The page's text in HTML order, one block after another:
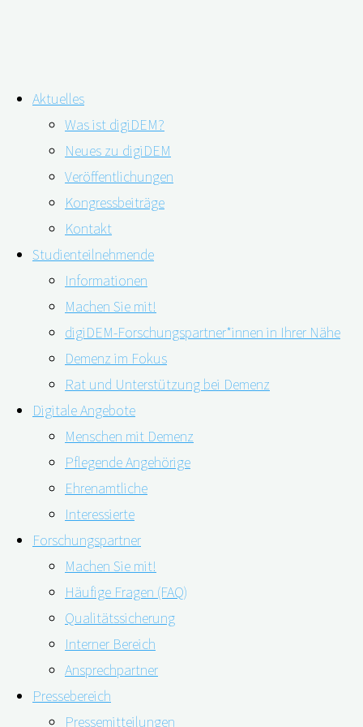
Inhalt
springen
Aktuelles
Was ist digiDEM?
Neues zu digiDEM
Veröffentlichungen
Kongressbeiträge
Kontakt
Studienteilnehmende
Informationen
Machen Sie mit!
digiDEM-Forschungspartner*innen in Ihrer Nähe
Demenz im Fokus
Rat und Unterstützung bei Demenz
Digitale Angebote
Menschen mit Demenz
Pflegende Angehörige
Ehrenamtliche
Interessierte
Forschungspartner
Machen Sie mit!
Häufige Fragen (FAQ)
Qualitätssicherung
Interner Bereich
Ansprechpartner
Pressebereich
Pressemitteilungen
Schlagwort:Prof. Elmar Gräßel
„Demenz ? Hilfe für die Angehörigen“ –
Prof. Gräßel im ARD alpha-Gespräch
13.04.2021
Wie leben Betroffene und Angehörige nach einer
Demenzdiagnose? Wie verläuft die Erkrankung und
welche Hilfen gibt es? Um diese und weitere Fragen
ging es in der Sendung „Demenz ? Hilfe für die
Angehörigen“, die am 07.04.2021 auf ARD alpha
ausgestrahlt wurde. Prof. Dr. med. Elmar Gräßel, Leiter